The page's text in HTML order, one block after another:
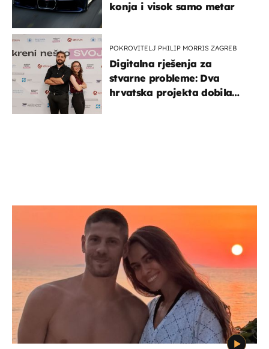
konja i visok samo metar
POKROVITELJ PHILIP MORRIS ZAGREB
Digitalna rješenja za
stvarne probleme: Dva
hrvatska projekta dobila